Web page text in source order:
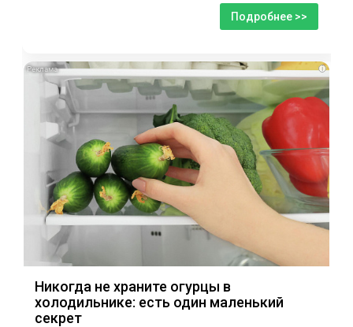
Подробнее >>
i
Никогда не храните огурцы в
холодильнике: есть один маленький
секрет